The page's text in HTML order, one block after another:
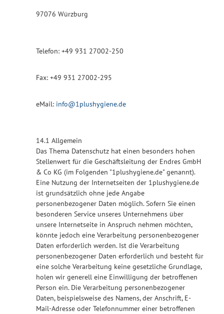
97076 Würzburg
Telefon: +49 931 27002-250
Fax: +49 931 27002-295
eMail: info@1plushygiene.de
14.1 Allgemein
Das Thema Datenschutz hat einen besonders hohen
Stellenwert für die Geschäftsleitung der Endres GmbH
& Co KG (im Folgenden "1plushygiene.de" genannt).
Eine Nutzung der Internetseiten der 1plushygiene.de
ist grundsätzlich ohne jede Angabe
personenbezogener Daten möglich. Sofern Sie einen
besonderen Service unseres Unternehmens über
unsere Internetseite in Anspruch nehmen möchten,
könnte jedoch eine Verarbeitung personenbezogener
Daten erforderlich werden. Ist die Verarbeitung
personenbezogener Daten erforderlich und besteht für
eine solche Verarbeitung keine gesetzliche Grundlage,
holen wir generell eine Einwilligung der betroffenen
Person ein. Die Verarbeitung personenbezogener
Daten, beispielsweise des Namens, der Anschrift, E-
Mail-Adresse oder Telefonnummer einer betroffenen